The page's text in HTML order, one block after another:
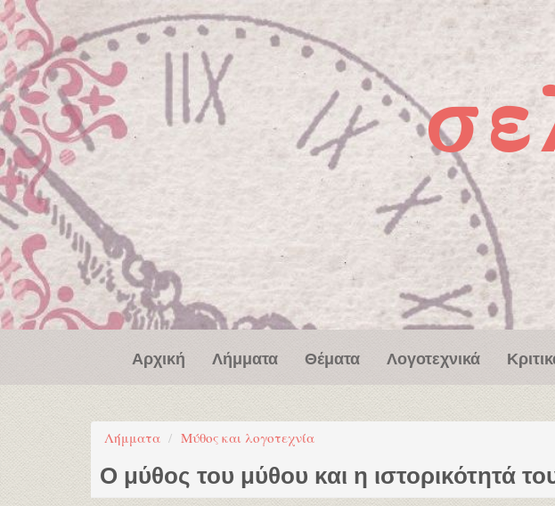
Παράκαμψη προς το κυρίως περιεχόμενο
Αρχική Λήμματα Θέματα Λογοτεχνικά
Λήμματα Μύθος και λογοτεχνία
Ο μύθος του μύθου και η ιστορικότητά